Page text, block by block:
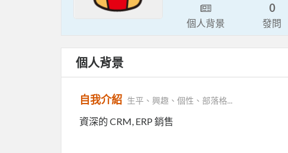
個人背景
0
發問
個人背景
自我介紹 生平、興趣、個性、部落格...
資深的 CRM, ERP 銷售